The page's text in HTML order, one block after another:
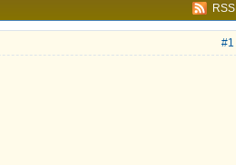
RSS
#1